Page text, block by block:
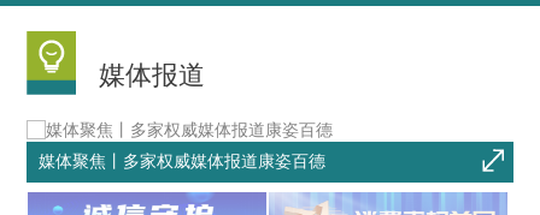
媒体报道
媒体聚焦丨多家权威媒体报道康姿百德